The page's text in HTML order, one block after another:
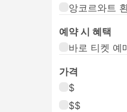
앙코르와트
예약 시 혜택
바로 티켓 예
가격
$
$$